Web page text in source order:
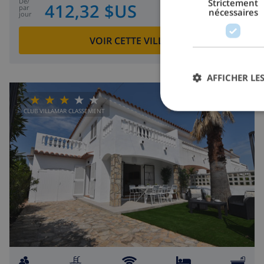
par
jour 412,32 $US
VOIR CETTE VILLA
CLUB VILLAMAR CLASSEMENT
Strictement
nécessaires
AFFICHER